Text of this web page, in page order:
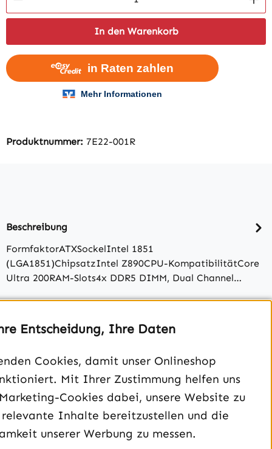
In den Warenkorb
Produktnummer: 7E22-001R
Beschreibung
FormfaktorATXSockelIntel 1851
(LGA1851)ChipsatzIntel Z890CPU-KompatibilitätCore
Ultra 200RAM-Slots4x DDR5 DIMM, Dual Channel…
Entscheidung, Ihre Daten
Cookies, damit unser Onlineshop
Mit Ihrer Zustimmung helfen uns
Cookies dabei, unsere Website zu
relevante Inhalte bereitzustellen und die
unserer Werbung zu messen.